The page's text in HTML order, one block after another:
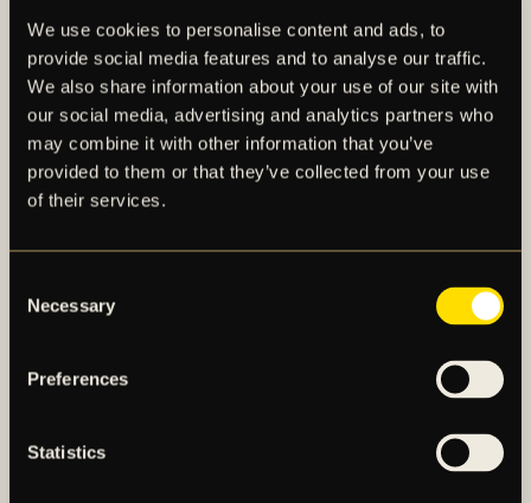
We use cookies to personalise content and ads, to
provide social media features and to analyse our traffic.
We also share information about your use of our site with
our social media, advertising and analytics partners who
may combine it with other information that you’ve
provided to them or that they’ve collected from your use
of their services.
Selection
Necessary
Preferences
Statistics
Mads Thychosen (sjuk)
Se truppstatushär.